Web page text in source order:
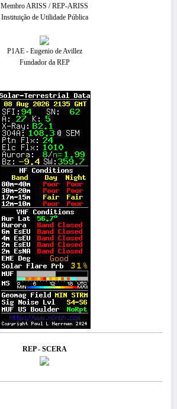
Membro ARISS / REP-ARISS
Instituição de Utilidade Pública
P1AE - Eugenio de Avillez
Fundador da REP
REP - SCERA